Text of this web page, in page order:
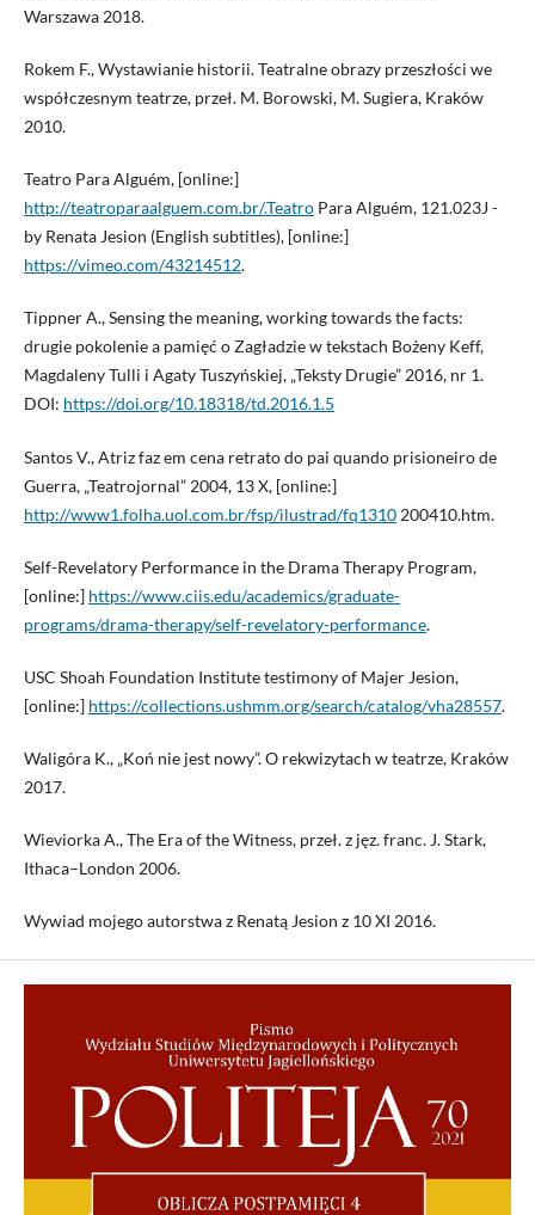
Warszawa 2018.
Rokem F., Wystawianie historii. Teatralne obrazy przeszłości we
współczesnym teatrze, przeł. M. Borowski, M. Sugiera, Kraków
2010.
Teatro Para Alguém, [online:]
http://teatroparaalguem.com.br/.TeatroPara Alguém, 121.023J -
by Renata Jesion (English subtitles), [online:]
https://vimeo.com/43214512.
Tippner A., Sensing the meaning, working towards the facts:
drugie pokolenie a pamięć o Zagładzie w tekstach Bożeny Keff,
Magdaleny Tulli i Agaty Tuszyńskiej, „Teksty Drugie” 2016, nr 1.
DOI: https://doi.org/10.18318/td.2016.1.5
Santos V., Atriz faz em cena retrato do pai quando prisioneiro de
Guerra, „Teatrojornal” 2004, 13 X, [online:]
http://www1.folha.uol.com.br/fsp/ilustrad/fq1310200410.htm.
Self-Revelatory Performance in the Drama Therapy Program,
[online:] https://www.ciis.edu/academics/graduate-
programs/drama-therapy/self-revelatory-performance.
USC Shoah Foundation Institute testimony of Majer Jesion,
[online:] https://collections.ushmm.org/search/catalog/vha28557.
Waligóra K., „Koń nie jest nowy”. O rekwizytach w teatrze, Kraków
2017.
Wieviorka A., The Era of the Witness, przeł. z jęz. franc. J. Stark,
Ithaca–London 2006.
Wywiad mojego autorstwa z Renatą Jesion z 10 XI 2016.